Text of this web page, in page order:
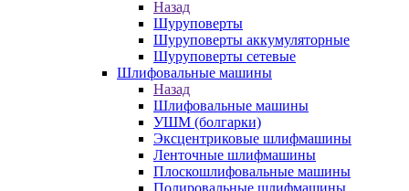
Назад
Шуруповерты
Шуруповерты аккумуляторные
Шуруповерты сетевые
Шлифовальные машины
Назад
Шлифовальные машины
УШМ (болгарки)
Эксцентриковые шлифмашины
Ленточные шлифмашины
Плоскошлифовальные машины
Полировальные шлифмашины